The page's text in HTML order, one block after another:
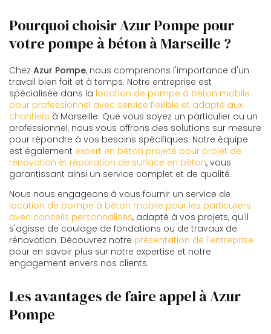
Pourquoi choisir Azur Pompe pour
votre pompe à béton à Marseille ?
Chez Azur Pompe, nous comprenons l'importance d'un
travail bien fait et à temps. Notre entreprise est
spécialisée dans la location de pompe à béton mobile
pour professionnel avec service flexible et adapté aux
chantiers à Marseille. Que vous soyez un particulier ou un
professionnel, nous vous offrons des solutions sur mesure
pour répondre à vos besoins spécifiques. Notre équipe
est également expert en béton projeté pour projet de
rénovation et réparation de surface en béton, vous
garantissant ainsi un service complet et de qualité.
Nous nous engageons à vous fournir un service de
location de pompe à béton mobile pour les particuliers
avec conseils personnalisés, adapté à vos projets, qu'il
s'agisse de coulage de fondations ou de travaux de
rénovation. Découvrez notre présentation de l'entreprise
pour en savoir plus sur notre expertise et notre
engagement envers nos clients.
Les avantages de faire appel à Azur
Pompe